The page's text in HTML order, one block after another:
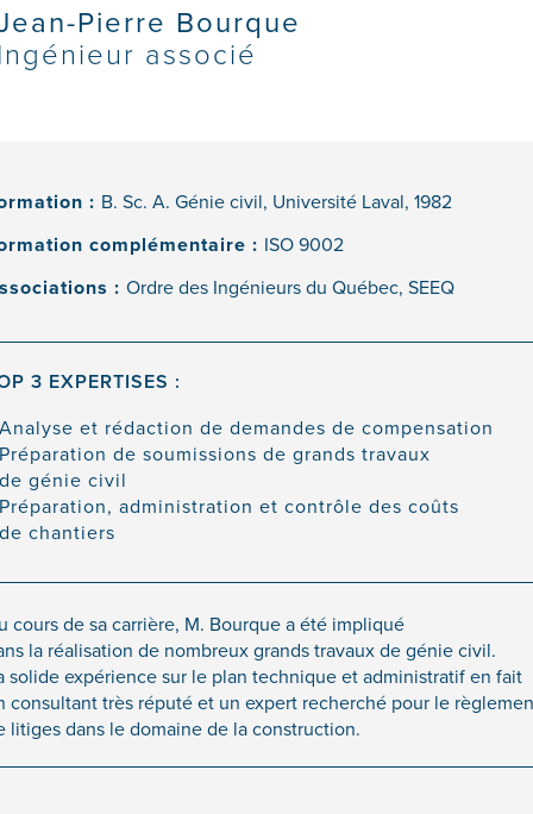
Pierre Bourque
Ingénieur associé
: B. Sc. A. Génie civil, Université Laval, 1982
complémentaire : ISO 9002
: Ordre des Ingénieurs du Québec, SEEQ
3 EXPERTISES :
Analyse et rédaction de demandes de compensation
Préparation de soumissions de grands travaux
de génie civil
Préparation, administration et contrôle des coûts
de chantiers
cours de sa carrière, M. Bourque a été impliqué
la réalisation de nombreux grands travaux de génie civil.
solide expérience sur le plan technique et administratif en fait
consultant très réputé et un expert recherché pour le
litiges dans le domaine de la construction.